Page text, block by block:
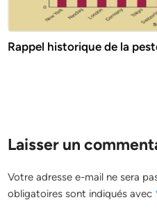
Rappel historique de la
Laisser un
Votre adresse e-mail ne sera
obligatoires sont indiqués avec